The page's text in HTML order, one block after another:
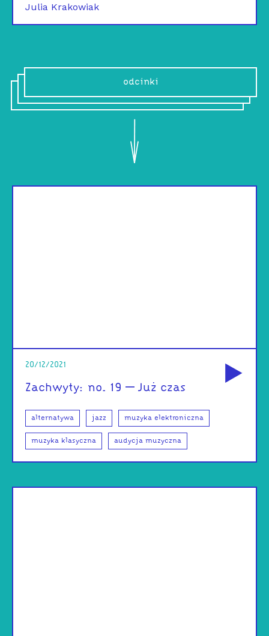
Julia Krakowiak
odcinki
20/12/2021
Zachwyty: no. 19 – Już czas
alternatywa jazz muzyka elektroniczna
muzyka klasyczna audycja muzyczna